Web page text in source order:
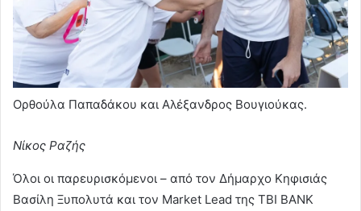
Ορθούλα Παπαδάκου και Αλέξανδρος Βουγιούκας.
Νίκος Ραζής
Όλοι οι παρευρισκόμενοι – από τον Δήμαρχο Κηφισιάς
Βασίλη Ξυπολυτά και τον Market Lead της TBI BANK